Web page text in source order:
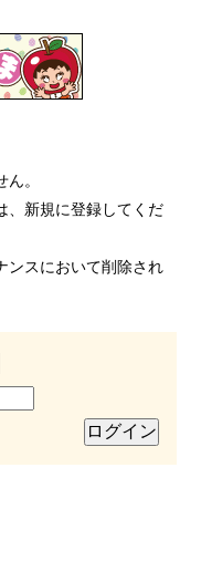
。
、新規に登録してくだ
ンスにおいて削除され